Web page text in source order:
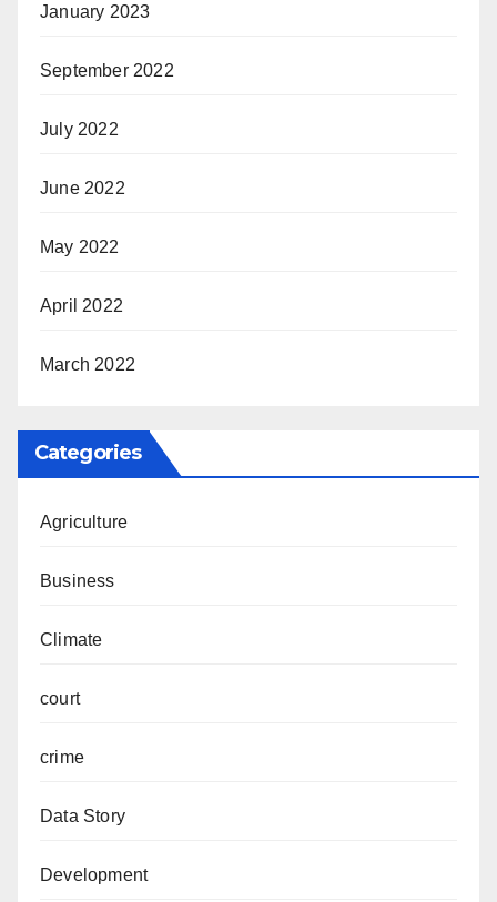
January 2023
September 2022
July 2022
June 2022
May 2022
April 2022
March 2022
Categories
Agriculture
Business
Climate
court
crime
Data Story
Development